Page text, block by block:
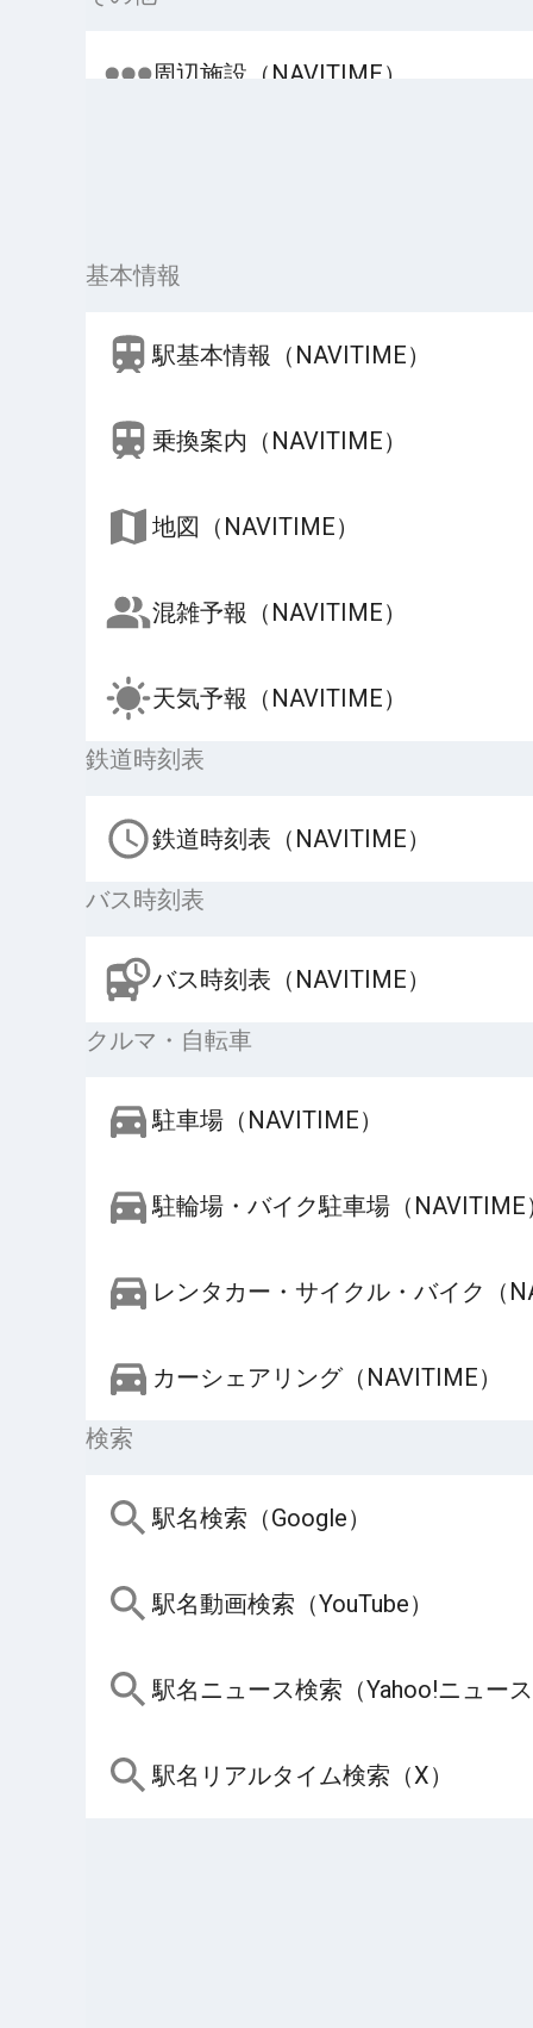
周辺施設（NAVITIME）
基本情報
駅基本情報（NAVITIME）
乗換案内（NAVITIME）
地図（NAVITIME）
混雑予報（NAVITIME）
天気予報（NAVITIME）
鉄道時刻表
鉄道時刻表（NAVITIME）
バス時刻表
バス時刻表（NAVITIME）
クルマ・自転車
駐車場（NAVITIME）
駐輪場・バイク駐車場（NAVITIME
レンタカー・サイクル・バイク（
カーシェアリング（NAVITIME）
検索
駅名検索（Google）
駅名動画検索（YouTube）
駅名ニュース検索（Yahoo!ニュー
駅名リアルタイム検索（X）